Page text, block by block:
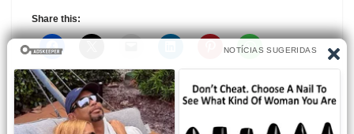
Share this: